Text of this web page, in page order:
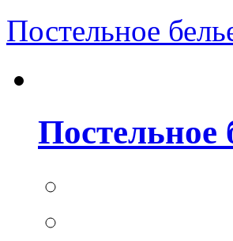
Постельное
Постельное